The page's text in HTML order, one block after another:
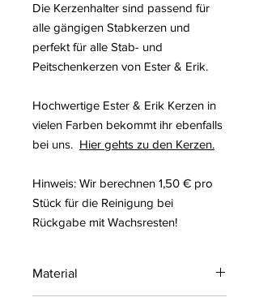
Die Kerzenhalter sind passend für
alle gängigen Stabkerzen und
perfekt für alle Stab- und
Peitschenkerzen von Ester & Erik.
Hochwertige Ester & Erik Kerzen in
vielen Farben bekommt ihr ebenfalls
bei uns. Hier gehts zu den Kerzen.
Hinweis: Wir berechnen 1,50 € pro
Stück für die Reinigung bei
Rückgabe mit Wachsresten!
Material